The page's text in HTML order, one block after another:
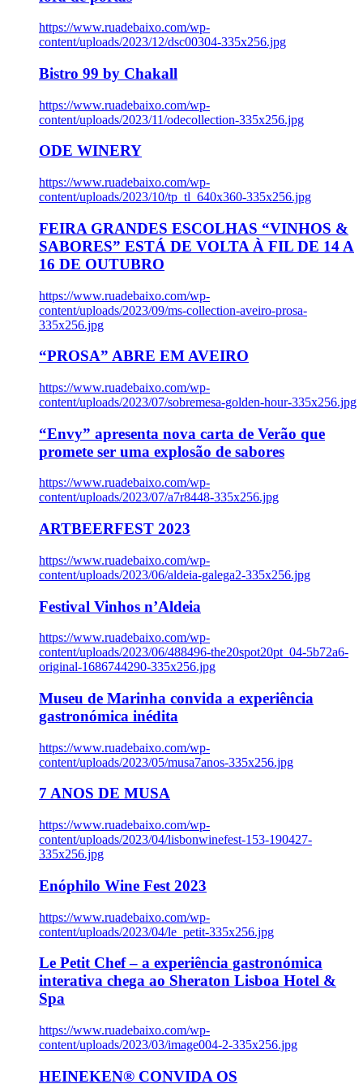
https://www.ruadebaixo.com/wp-
content/uploads/2023/12/dsc00304-335x256.jpg
Bistro 99 by Chakall
https://www.ruadebaixo.com/wp-
content/uploads/2023/11/odecollection-335x256.jpg
ODE WINERY
https://www.ruadebaixo.com/wp-
content/uploads/2023/10/tp_tl_640x360-335x256.jpg
FEIRA GRANDES ESCOLHAS “VINHOS &
SABORES” ESTÁ DE VOLTA À FIL DE 14 A
16 DE OUTUBRO
https://www.ruadebaixo.com/wp-
content/uploads/2023/09/ms-collection-aveiro-prosa-
335x256.jpg
“PROSA” ABRE EM AVEIRO
https://www.ruadebaixo.com/wp-
content/uploads/2023/07/sobremesa-golden-hour-335x256.jpg
“Envy” apresenta nova carta de Verão que
promete ser uma explosão de sabores
https://www.ruadebaixo.com/wp-
content/uploads/2023/07/a7r8448-335x256.jpg
ARTBEERFEST 2023
https://www.ruadebaixo.com/wp-
content/uploads/2023/06/aldeia-galega2-335x256.jpg
Festival Vinhos n’Aldeia
https://www.ruadebaixo.com/wp-
content/uploads/2023/06/488496-the20spot20pt_04-5b72a6-
original-1686744290-335x256.jpg
Museu de Marinha convida a experiência
gastronómica inédita
https://www.ruadebaixo.com/wp-
content/uploads/2023/05/musa7anos-335x256.jpg
7 ANOS DE MUSA
https://www.ruadebaixo.com/wp-
content/uploads/2023/04/lisbonwinefest-153-190427-
335x256.jpg
Enóphilo Wine Fest 2023
https://www.ruadebaixo.com/wp-
content/uploads/2023/04/le_petit-335x256.jpg
Le Petit Chef – a experiência gastronómica
interativa chega ao Sheraton Lisboa Hotel &
Spa
https://www.ruadebaixo.com/wp-
content/uploads/2023/03/image004-2-335x256.jpg
HEINEKEN® CONVIDA OS